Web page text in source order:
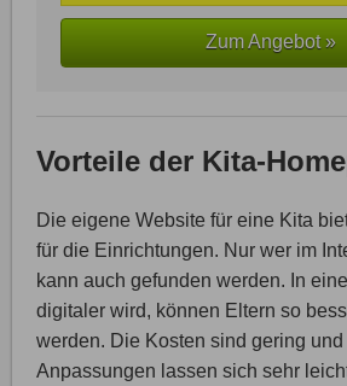
Zum Angebot »
Vorteile der Kita-
Die eigene Website für eine Kita
für die Einrichtungen. Nur wer im
kann auch gefunden werden. In
digitaler wird, können Eltern so
werden. Die Kosten sind gering
Anpassungen lassen sich sehr